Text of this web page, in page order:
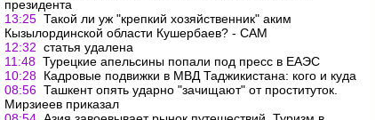
президента
13:25 Такой ли уж "крепкий хозяйственник" аким
Кызылординской области Кушербаев? - САМ
12:32 статья удалена
11:48 Турецкие апельсины попали под пресс в ЕАЭС
10:28 Кадровые подвижки в МВД Таджикистана: кого и куда
08:56 Ташкент опять ударно "зачищают" от проституток.
Мирзиеев приказал